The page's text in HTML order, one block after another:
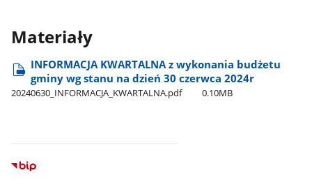
Materiały
INFORMACJA KWARTALNA z wykonania budżetu
gminy wg stanu na dzień 30 czerwca 2024r
20240630​_INFORMACJA​_KWARTALNA.pdf 0.10MB